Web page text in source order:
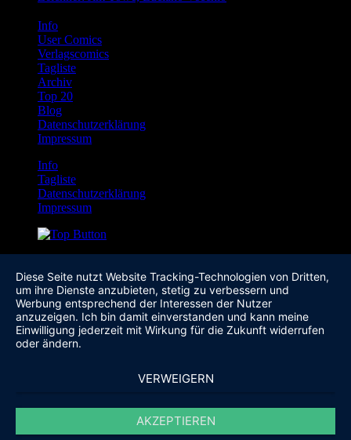
Info
User Comics
Verlagscomics
Tagliste
Archiv
Top 20
Blog
Datenschutzerklärung
Impressum
Info
Tagliste
Datenschutzerklärung
Impressum
Diese Seite nutzt Website Tracking-Technologien von Dritten,
um ihre Dienste anzubieten, stetig zu verbessern und
Werbung entsprechend der Interessen der Nutzer
anzuzeigen. Ich bin damit einverstanden und kann meine
Einwilligung jederzeit mit Wirkung für die Zukunft widerrufen
oder ändern.
VERWEIGERN
AKZEPTIEREN